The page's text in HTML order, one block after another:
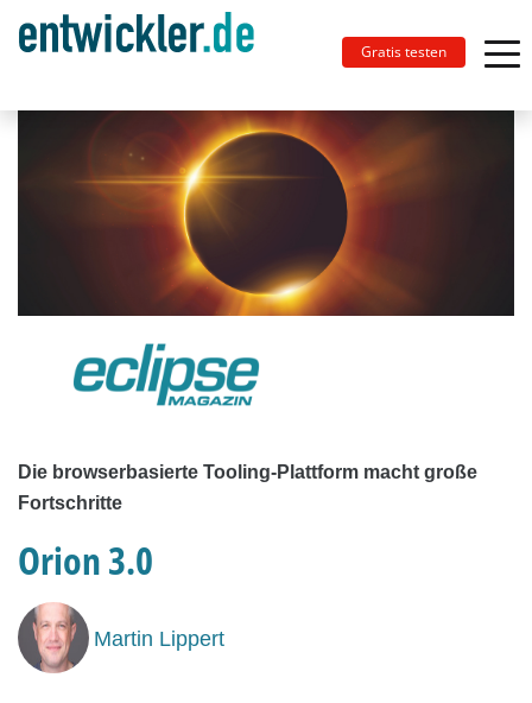
Gratis testen
Die browserbasierte Tooling-Plattform macht große
Fortschritte
Orion 3.0
Martin Lippert